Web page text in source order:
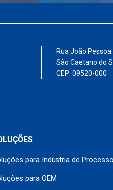
Rua João
São Caetano do
CEP: 09520-000
para Indústria de Processo
para OEM